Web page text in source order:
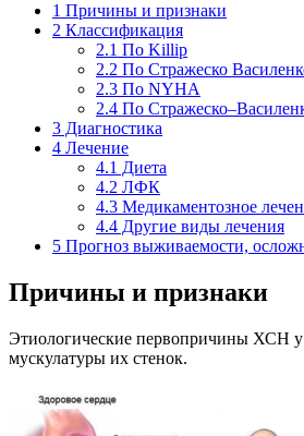
1 Причины и признаки
2 Классификация
2.1 По Killip
2.2 По Стражеско
2.3 По NYHA
2.4 По
3 Диагностика
4 Лечение
4.1 Диета
4.2 ЛФК
4.3 Медикаментозное
4.4 Другие виды лечения
5 Прогноз выживаемости,
Причины и признаки
Этиологические первопричины ХСН у
мускулатуры их стенок.